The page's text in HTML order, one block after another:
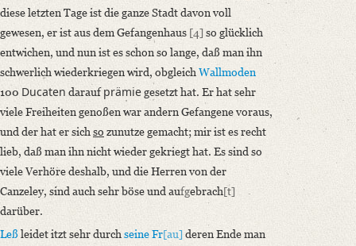
diese letzten Tage ist die ganze Stadt davon voll
gewesen, er ist aus dem Gefangenhaus [4] so glücklich
entwichen, und nun ist es schon so lange, daß man ihn
schwerlich wiederkriegen wird, obgleich Wallmoden
100 Ducaten daraufprämiegesetzt hat. Er hat sehr
viele Freiheiten genoßen war andern Gefangene voraus,
und der hat er sich so zunutze gemacht; mir ist es recht
lieb, daß man ihn nicht wieder gekriegt hat. Es sind so
viele Verhöre deshalb, und die Herren von der
Canzeley, sind auch sehr böse und aufgebrach[t]
darüber.
Leßleidet itzt sehr durch seine Fr[au] deren Ende man